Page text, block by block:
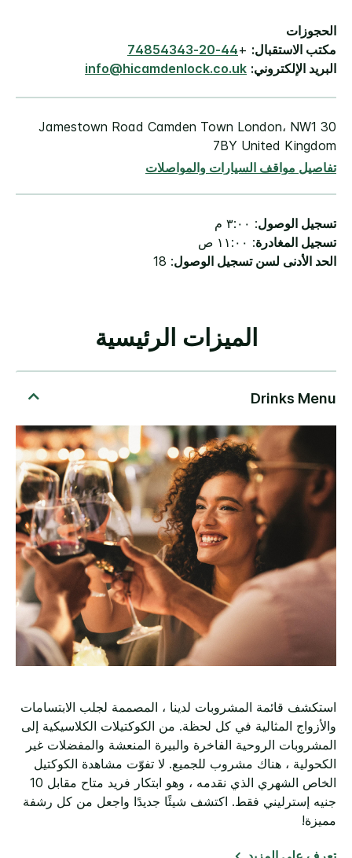
الحجوزات
مكتب الاستقبال: +
44-20-74854343
البريد الإلكتروني: info@hicamdenlock.co.uk
30 Jamestown Road Camden Town London، NW1
7BY United Kingdom
تفاصيل مواقف السيارات والمواصلات
تسجيل الوصول: ٣:٠٠ م
تسجيل المغادرة: ١١:٠٠ ص
الحد الأدنى لسن تسجيل الوصول: 18
الميزات الرئيسية
استكشف قائمة المشروبات لدينا ، المصممة لجلب الابتسامات
والأزواج المثالية في كل لحظة. من الكوكتيلات الكلاسيكية إلى
المشروبات الروحية الفاخرة والبيرة المنعشة والمفضلات غير
الكحولية ، هناك مشروب للجميع. لا تفوّت مشاهدة الكوكتيل
الخاص الشهري الذي نقدمه ، وهو ابتكار فريد متاح مقابل 10
جنيه إسترليني فقط. اكتشف شيئًا جديدًا واجعل من كل رشفة
مميزة!